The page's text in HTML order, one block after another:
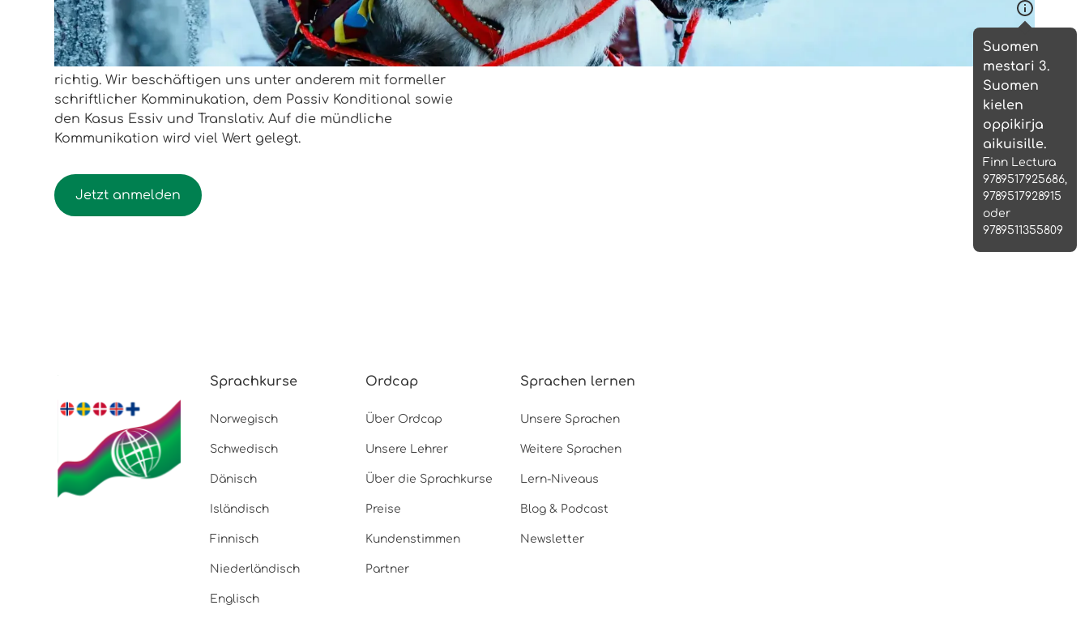
Wenn Du bereits Finnisch gelernt hast und nun Deine
Kenntnisse auffrischen möchtest, bist Du in diesem Kurs
richtig. Wir beschäftigen uns unter anderem mit formeller
schriftlicher Komminukation, dem Passiv Konditional sowie
den Kasus Essiv und Translativ. Auf die mündliche
Kommunikation wird viel Wert gelegt.
Suomen mestari 3. Suomen kielen oppikirja aikuisille.
Suomen
mestari 3.
Suomen
kielen
oppikirja
aikuisille.
Finn Lectura
9789517925686,
9789517928915
oder
9789511355809
Umfang: M 8x75 min.
Jetzt anmelden
Sprachkurse
Norwegisch
Schwedisch
Dänisch
Isländisch
Finnisch
Niederländisch
Englisch
Ordcap
Über Ordcap
Unsere Lehrer
Über die Sprachkurse
Preise
Kundenstimmen
Partner
Sprachen lernen
Unsere Sprachen
Weitere Sprachen
Lern-Niveaus
Blog & Podcast
Newsletter